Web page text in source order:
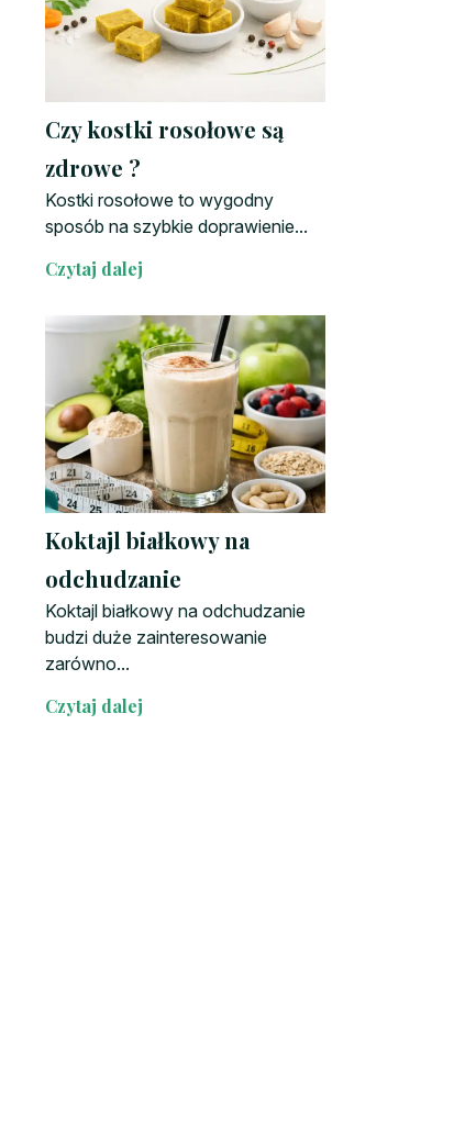
Czy kostki rosołowe są
zdrowe ?
Kostki rosołowe to wygodny
sposób na szybkie doprawienie...
Czytaj dalej
Koktajl białkowy na
odchudzanie
Koktajl białkowy na odchudzanie
budzi duże zainteresowanie
zarówno...
Czytaj dalej